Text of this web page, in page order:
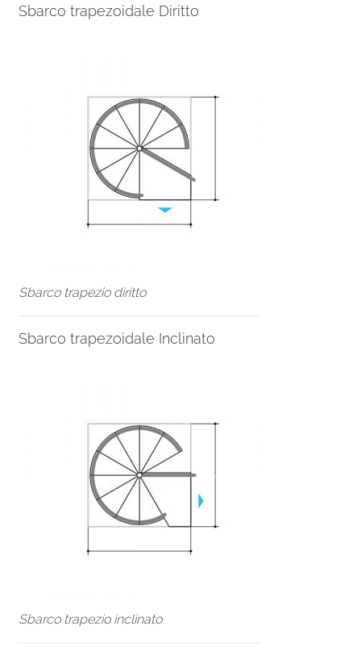
Sbarco trapezoidale Diritto
Sbarco trapezio diritto
Sbarco trapezoidale Inclinato
Sbarco trapezio inclinato